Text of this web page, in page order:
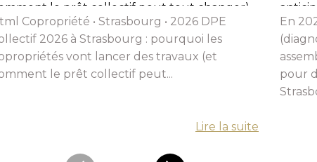
le prêt collectif peut tout changer)
Copropriété • Strasbourg • 2026 DPE
2026 à Strasbourg : pourquoi les
vont lancer des travaux (et
le prêt collectif peut...
Lire la suite
En
pour